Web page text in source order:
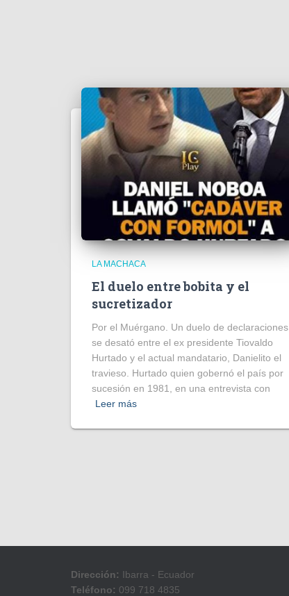
LA MACHACA
El duelo entre bobita y el
sucretizador
Por el Muérgano. Un duelo de declaraciones
se desató entre el ex presidente Tiovaldo
Hurtado y el actual mandatario, Danielito el
travieso. Hurtado quien gobernó el país por
sucesión en 1981, en una entrevista con
Leer más
Dirección: Ibarra - Ecuador
Teléfono: 099 718 4835